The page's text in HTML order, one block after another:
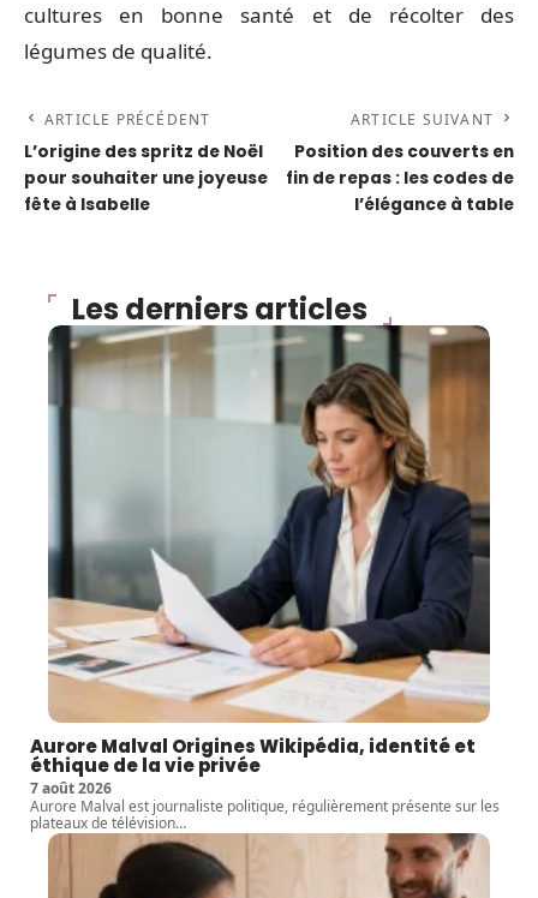
cultures en bonne santé et de récolter des
légumes de qualité.
ARTICLE PRÉCÉDENT
L’origine des spritz de Noël
pour souhaiter une joyeuse
fête à Isabelle
ARTICLE SUIVANT
Position des couverts en
fin de repas : les codes de
l’élégance à table
Les derniers articles
Aurore Malval Origines Wikipédia, identité et
éthique de la vie privée
7 août 2026
Aurore Malval est journaliste politique, régulièrement présente sur les
plateaux de télévision…